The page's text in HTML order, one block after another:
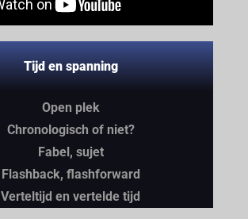
Tijd en spanning
Open plek
Chronologisch of niet?
Fabel, sujet
Flashback, flashforward
Verteltijd en vertelde tijd